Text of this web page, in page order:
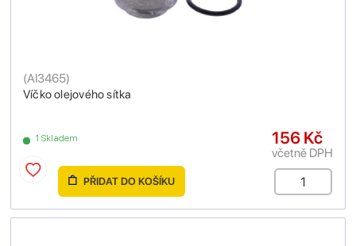
Víčko olejového sítka
(AI3465)
1 Skladem 156 Kč
včetně DPH
PŘIDAT DO KOŠÍKU